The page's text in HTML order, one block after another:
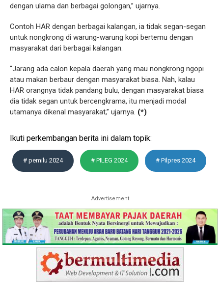
dengan ulama dan berbagai golongan,” ujarnya.
Contoh HAR dengan berbagai kalangan, ia tidak segan-segan
untuk nongkrong di warung-warung kopi bertemu dengan
masyarakat dari berbagai kalangan.
“Jarang ada calon kepala daerah yang mau nongkrong ngopi
atau makan berbaur dengan masyarakat biasa. Nah, kalau
HAR orangnya tidak pandang bulu, dengan masyarakat biasa
dia tidak segan untuk bercengkrama, itu menjadi modal
utamanya dikenal masyarakat,” ujarnya. (*)
Ikuti perkembangan berita ini dalam topik:
# pemilu 2024 # PILEG 2024 # Pilpres 2024
Advertisement